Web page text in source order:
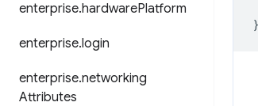
enterprise.hardwarePlatform
enterprise.login
enterprise.networking
Attributes
}